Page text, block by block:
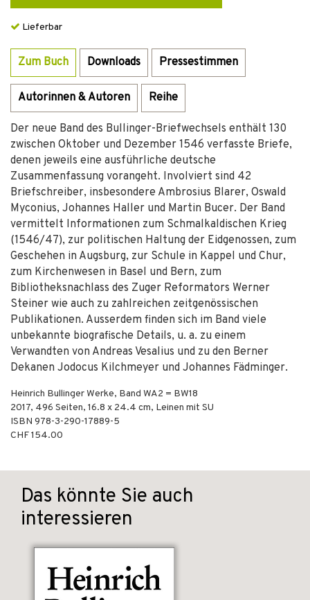
Lieferbar
Zum Buch Downloads Pressestimmen
Autorinnen & Autoren Reihe
Der neue Band des Bullinger-Briefwechsels enthält 130
zwischen Oktober und Dezember 1546 verfasste Briefe,
denen jeweils eine ausführliche deutsche
Zusammenfassung vorangeht. Involviert sind 42
Briefschreiber, insbesondere Ambrosius Blarer, Oswald
Myconius, Johannes Haller und Martin Bucer. Der Band
vermittelt Informationen zum Schmalkaldischen Krieg
(1546/47), zur politischen Haltung der Eidgenossen, zum
Geschehen in Augsburg, zur Schule in Kappel und Chur,
zum Kirchenwesen in Basel und Bern, zum
Bibliotheksnachlass des Zuger Reformators Werner
Steiner wie auch zu zahlreichen zeitgenössischen
Publikationen. Ausserdem finden sich im Band viele
unbekannte biografische Details, u. a. zu einem
Verwandten von Andreas Vesalius und zu den Berner
Dekanen Jodocus Kilchmeyer und Johannes Fädminger.
Heinrich Bullinger Werke, Band WA2 = BW18
2017, 496 Seiten, 16.8 x 24.4 cm, Leinen mit SU
ISBN 978-3-290-17889-5
CHF 154.00
Das könnte Sie auch
interessieren